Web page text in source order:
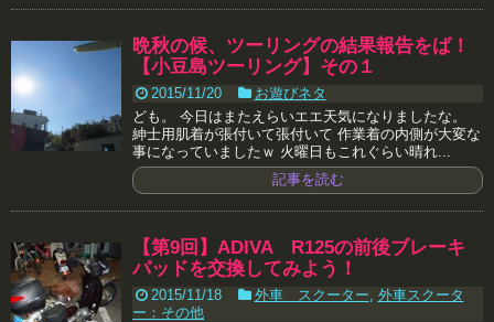
晩秋の候、ツーリングの結果報告をば！
【小豆島ツーリング】その１
2015/11/20
お遊びネタ
ども。 今日はまたえらいエエ天気になりましたな。
紳士用肌着が張付いて張付いて 作業着の内側が大変な
事になっていましたｗ 火曜日もこれぐらい晴れ...
記事を読む
【第9回】ADIVA R125の前後ブレーキ
パッドを交換してみよう！
2015/11/18 外車 スクーター 外車スクータ
ー：その他